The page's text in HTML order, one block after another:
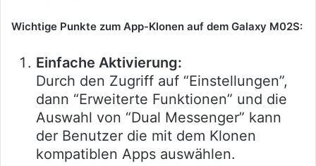
Wichtige Punkte zum App-Klonen auf dem Galaxy M02S:
Einfache Aktivierung:
Durch den Zugriff auf “Einstellungen”,
dann “Erweiterte Funktionen” und die
Auswahl von “Dual Messenger” kann
der Benutzer die mit dem Klonen
kompatiblen Apps auswählen.